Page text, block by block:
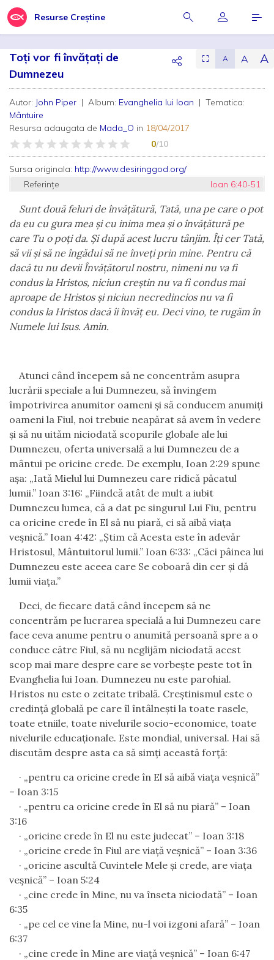
Resurse Creștine
Toți vor fi învățați de
Dumnezeu
⛶ A A A
Autor: John Piper | Album: Evanghelia lui Ioan | Tematica:
Mântuire
Resursa adaugata de Mada_O in 18/04/2017
0/10
Sursa originala: http://www.desiringgod.org/
Referințe
Ioan 6:40-51
Sunt două feluri de învăţătură, Tată, una pe care o pot
da eu cu gura mea şi cu inima mea şi o învăţătură pe
care Tu o poţi da. Şi după acest lucru tânjim. Îţi cer Tată,
să vii şi să ne îngădui să ne înveţi prin mine. Pentru că
dacă tu nu devii Învăţătorul nostru, nimeni nu va fi
condus la Hristos, niciun creştin nu va fi condus mai
aproape de Hristos şi niciun necredincios nu va fi
condus la Hristos dacă îi învăţ eu. Deci vino, te rugăm în
Numele lui Isus. Amin.
Atunci când începem să ne concentrăm asupra
lucrării speciale a lui Dumnezeu, să învingem
împotrivirea anumitor oameni şi să conducem anumiţi
oameni la Fiul, noi trebuie neapărat să avem în vedere
şi să nu uităm niciodată scopurile globale ale lui
Dumnezeu, oferta universală a lui Dumnezeu de a
mântui pe oricine crede. De exemplu, Ioan 2:29 spune
aşa: „Iată Mielul lui Dumnezeu care ridică păcatul
lumii.” Ioan 3:16: „Fiindcă atât de mult a iubit
Dumnezeu lumea, că a dat pe singurul Lui Fiu, pentru
ca oricine crede în El să nu piară, ci să aibă viaţa
veşnică.” Ioan 4:42: „Știm că Acesta este în adevăr
Hristosul, Mântuitorul lumii.” Ioan 6:33: „Căci pâinea lui
Dumnezeu este aceea care Se coboară din cer şi dă
lumii viaţa.”
Deci, de fiecare dată când începem să ne
concentrăm pe lucrarea specială a lui Dumnezeu care
face ceva anume pentru o anumită persoană spre a o
conduce către Fiul, să nu neglijăm niciodată acest
scop mai mare despre care se vorbeşte peste tot în
Evanghelia lui Ioan. Dumnezeu nu este parohial.
Hristos nu este o zeitate tribală. Creştinismul este o
credinţă globală pe care îl întâlneşti la toate rasele,
toate etniile, toate nivelurile socio-economice, toate
nivelurile educaţionale. Este mondial, universal. Hai să
discutăm despre asta ca să simţi această forţă:
· „pentru ca oricine crede în El să aibă viaţa veşnică”
– Ioan 3:15
· „pentru ca oricine crede în El să nu piară” – Ioan
3:16
· „oricine crede în El nu este judecat” – Ioan 3:18
· „oricine crede în Fiul are viaţă veşnică” – Ioan 3:36
· „oricine ascultă Cuvintele Mele şi crede, are viaţa
veşnică” – Ioan 5:24
· „cine crede în Mine, nu va înseta niciodată” – Ioan
6:35
· „pe cel ce vine la Mine, nu-l voi izgoni afară” – Ioan
6:37
· „cine crede în Mine are viaţă veşnică” – Ioan 6:47